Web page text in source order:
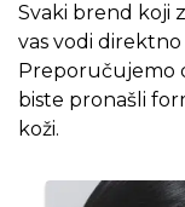
Svaki brend koji
vas vodi
Preporučujemo
biste pronašli
koži.